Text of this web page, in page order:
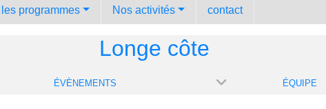
programmes Nos activités contact
Longe côte
ÉVÈNEMENTS ÉQUIPE